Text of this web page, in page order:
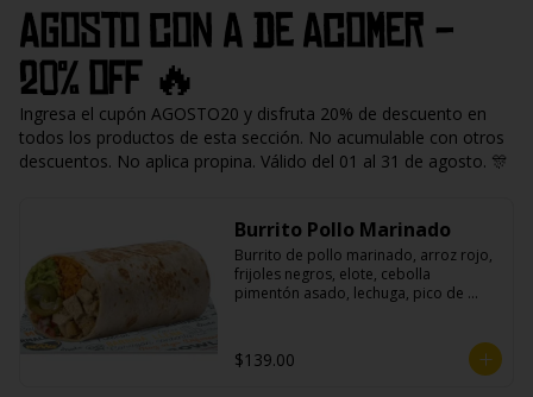
Agosto con A de Acomer -
20% off 🔥
Ingresa el cupón AGOSTO20 y disfruta 20% de descuento en
todos los productos de esta sección. No acumulable con otros
descuentos. No aplica propina. Válido del 01 al 31 de agosto. 🎊
Burrito Pollo Marinado
Burrito de pollo marinado, arroz rojo,
frijoles negros, elote, cebolla
pimentón asado, lechuga, pico de
$139.00